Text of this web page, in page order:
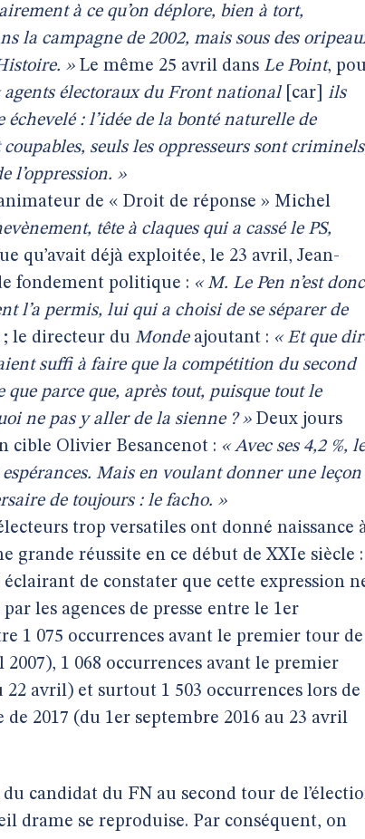
à ce qu’on déplore, bien à tort,
la campagne de 2002, mais sous des
»Le même 25 avril dans Le Point,
agents électoraux du Front national [car]
ils
échevelé : l’idée de la bonté naturelle de
seuls les oppresseurs sont
l’oppression. »
de « Droit de réponse » Michel
tête à claques qui a cassé le PS,
qu’avait déjà exploitée, le 23 avril, Jean-
fondement politique : « M. Le Pen n’est donc
l’a permis, lui qui a choisi de se séparer de
; le directeur du Monde ajoutant : « Et que
suffi à faire que la compétition du second
parce que, après tout, puisque tout le
ne pas y aller de la sienne ? »Deux jours
cible Olivier Besancenot : « Avec ses 4,2 %, le
Mais en voulant donner une leçon
de toujours : le facho. »
trop versatiles ont donné naissance
grande réussite en ce début de XXIe siècle :
de constater que cette expression
les agences de presse entre le 1er
1 075 occurrences avant le premier tour de
1 068 occurrences avant le premier
22 avril) et surtout 1 503 occurrences lors de
2017 (du 1er septembre 2016 au 23 avril
du candidat du FN au second tour de
drame se reproduise. Par conséquent, on